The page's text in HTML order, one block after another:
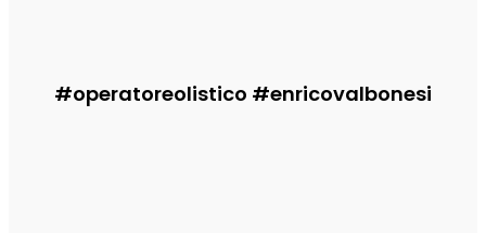
#operatoreolistico #enricovalbonesi